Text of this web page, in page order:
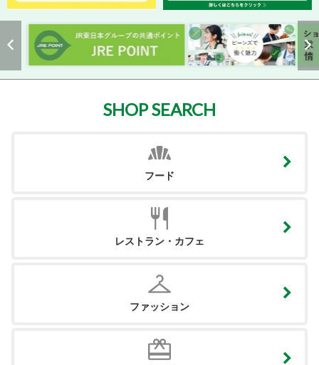
SHOP SEARCH
フード
レストラン・カフェ
ファッション